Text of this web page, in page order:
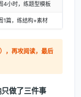
4小时，练题型模板
1篇，练结构+素材
，再攻阅读，最后
做了三件事